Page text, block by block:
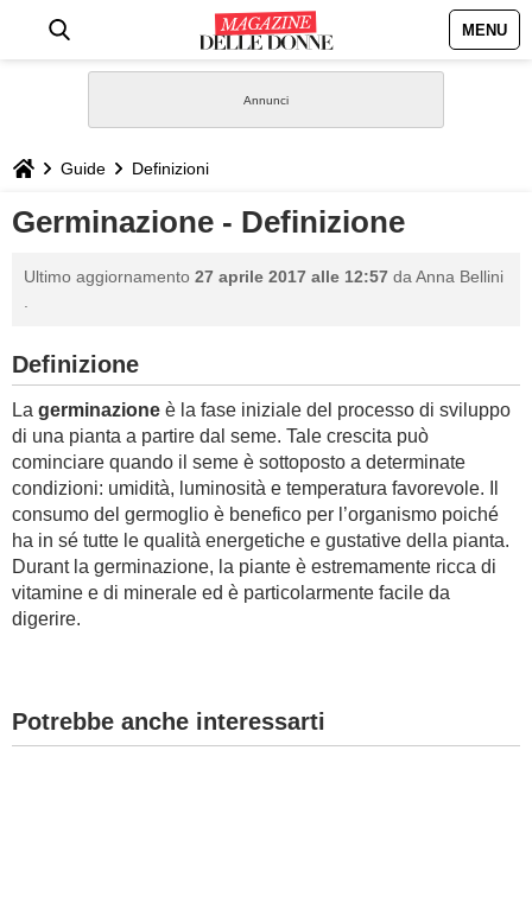
MENU
STILE
BIOGRAFIE
CAPELLI
SESSO
BAMBINO
DIETA
Guide Definizioni
Germinazione - Definizione
Ultimo aggiornamento 27 aprile 2017 alle 12:57 da Anna Bellini
Definizione
La germinazione è la fase iniziale del processo di sviluppo
di una pianta a partire dal seme. Tale crescita può
cominciare quando il seme è sottoposto a determinate
condizioni: umidità, luminosità e temperatura favorevole. Il
consumo del germoglio è benefico per l’organismo poiché
ha in sé tutte le qualità energetiche e gustative della pianta.
Durant la germinazione, la piante è estremamente ricca di
vitamine e di minerale ed è particolarmente facile da
digerire.
Potrebbe anche interessarti